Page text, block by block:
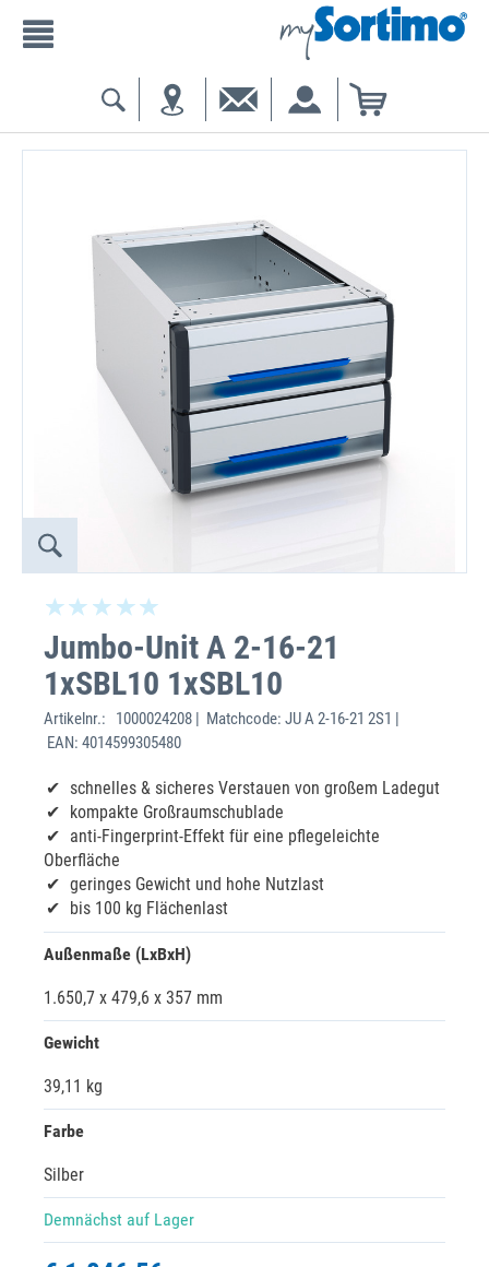
Jumbo-Unit A 2-16-21
1xSBL10 1xSBL10
Artikelnr.:
1000024208 | Matchcode: JU A 2-16-21 2S1 |
EAN: 4014599305480
schnelles & sicheres Verstauen von großem Ladegut
kompakte Großraumschublade
anti-Fingerprint-Effekt für eine pflegeleichte
Oberfläche
geringes Gewicht und hohe Nutzlast
bis 100 kg Flächenlast
Außenmaße (LxBxH)
1.650,7 x 479,6 x 357 mm
Gewicht
39,11 kg
Farbe
Silber
Demnächst auf Lager